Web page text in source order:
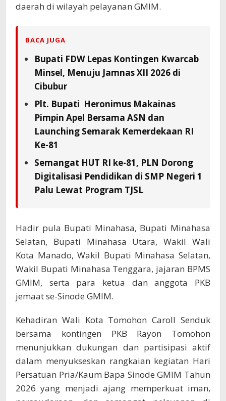
daerah di wilayah pelayanan GMIM.
BACA JUGA
Bupati FDW Lepas Kontingen Kwarcab
Minsel, Menuju Jamnas XII 2026 di
Cibubur
Plt. Bupati Heronimus Makainas
Pimpin Apel Bersama ASN dan
Launching Semarak Kemerdekaan RI
Ke-81
Semangat HUT RI ke-81, PLN Dorong
Digitalisasi Pendidikan di SMP Negeri 1
Palu Lewat Program TJSL
Hadir pula Bupati Minahasa, Bupati Minahasa
Selatan, Bupati Minahasa Utara, Wakil Wali
Kota Manado, Wakil Bupati Minahasa Selatan,
Wakil Bupati Minahasa Tenggara, jajaran BPMS
GMIM, serta para ketua dan anggota PKB
jemaat se-Sinode GMIM.
Kehadiran Wali Kota Tomohon Caroll Senduk
bersama kontingen PKB Rayon Tomohon
menunjukkan dukungan dan partisipasi aktif
dalam menyukseskan rangkaian kegiatan Hari
Persatuan Pria/Kaum Bapa Sinode GMIM Tahun
2026 yang menjadi ajang memperkuat iman,